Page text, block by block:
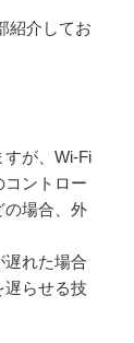
紹介してお
が、Wi-Fi
コントロー
の場合、外
れた場合
遅らせる技